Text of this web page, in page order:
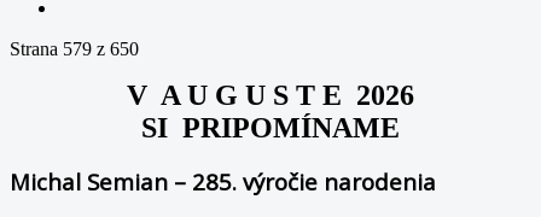
Strana 579 z 650
V A U G U S T E 2026
SI PRIPOMÍNAME
Michal Semian – 285. výročie narodenia